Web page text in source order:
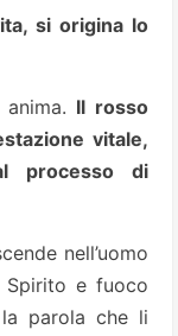
si origina lo
Il rosso
vitale,
processo di
nell’uomo
Spirito e fuoco
parola che li